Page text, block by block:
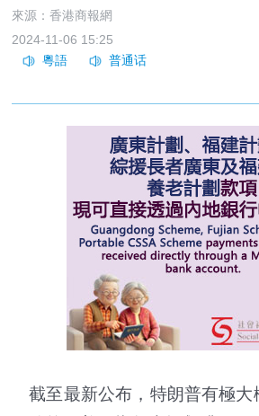
來源：香港商報網
2024-11-06 15:25
截至最新公布，特朗普有極大